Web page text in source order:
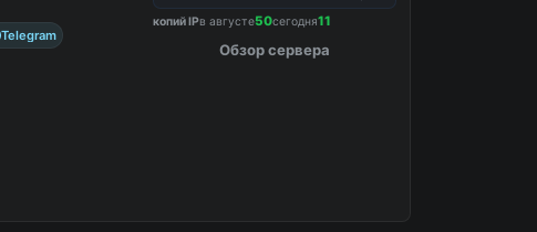
Telegram
копий IPв августе50сегодня11
Обзор сервера